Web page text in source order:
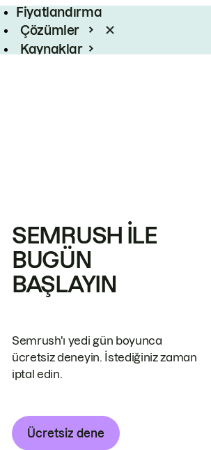
Fiyatlandırma
Çözümler
Kaynaklar
SEMRUSH ILE
BUGÜN
BAŞLAYIN
Semrush'ı yedi gün boyunca
ücretsiz deneyin. İstediğiniz zaman
iptal edin.
Ücretsiz dene